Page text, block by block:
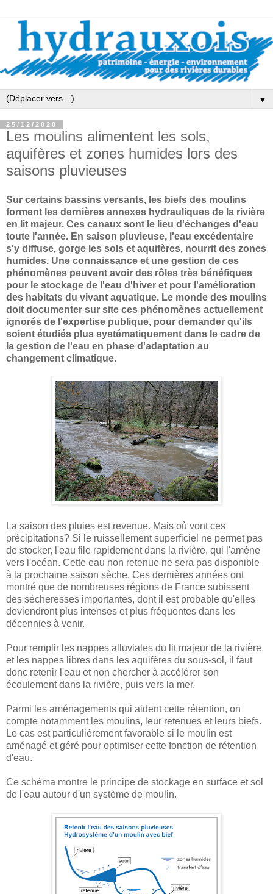
▼
25/12/2020
Les moulins alimentent les sols,
aquifères et zones humides lors des
saisons pluvieuses
Sur certains bassins versants, les biefs des moulins
forment les dernières annexes hydrauliques de la rivière
en lit majeur. Ces canaux sont le lieu d'échanges d'eau
toute l'année. En saison pluvieuse, l'eau excédentaire
s'y diffuse, gorge les sols et aquifères, nourrit des zones
humides. Une connaissance et une gestion de ces
phénomènes peuvent avoir des rôles très bénéfiques
pour le stockage de l'eau d'hiver et pour l'amélioration
des habitats du vivant aquatique. Le monde des moulins
doit documenter sur site ces phénomènes actuellement
ignorés de l'expertise publique, pour demander qu'ils
soient étudiés plus systématiquement dans le cadre de
la gestion de l'eau en phase d'adaptation au
changement climatique.
La saison des pluies est revenue. Mais où vont ces
précipitations? Si le ruissellement superficiel ne permet pas
de stocker, l'eau file rapidement dans la rivière, qui l'amène
vers l'océan. Cette eau non retenue ne sera pas disponible
à la prochaine saison sèche. Ces dernières années ont
montré que de nombreuses régions de France subissent
des sécheresses importantes, dont il est probable qu'elles
deviendront plus intenses et plus fréquentes dans les
décennies à venir.
Pour remplir les nappes alluviales du lit majeur de la rivière
et les nappes libres dans les aquifères du sous-sol, il faut
donc retenir l'eau et non chercher à accélérer son
écoulement dans la rivière, puis vers la mer.
Parmi les aménagements qui aident cette rétention, on
compte notamment les moulins, leur retenues et leurs biefs.
Le cas est particulièrement favorable si le moulin est
aménagé et géré pour optimiser cette fonction de rétention
d'eau.
Ce schéma montre le principe de stockage en surface et sol
de l'eau autour d'un système de moulin.